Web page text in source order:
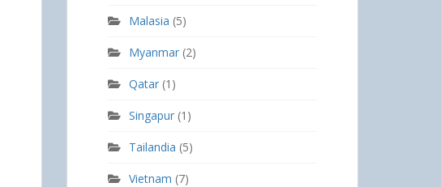
Malasia (5)
Myanmar (2)
Qatar (1)
Singapur (1)
Tailandia (5)
Vietnam (7)